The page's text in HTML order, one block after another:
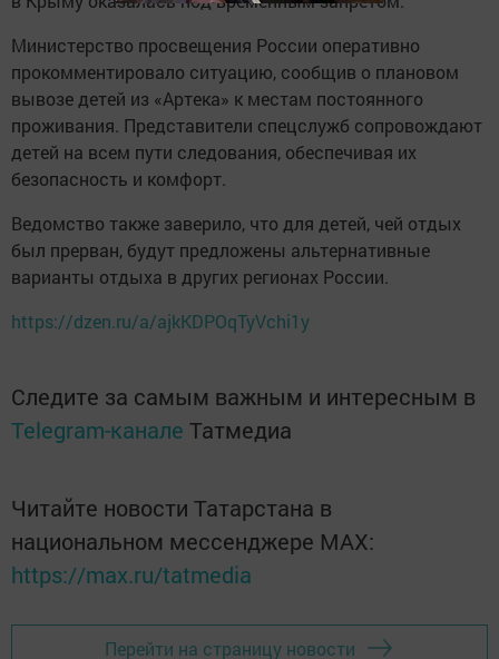
Министерство просвещения России оперативно
прокомментировало ситуацию, сообщив о плановом
вывозе детей из «Артека» к местам постоянного
проживания. Представители спецслужб сопровождают
детей на всем пути следования, обеспечивая их
безопасность и комфорт.
Ведомство также заверило, что для детей, чей отдых
был прерван, будут предложены альтернативные
варианты отдыха в других регионах России.
https://dzen.ru/a/ajkKDPOqTyVchi1y
Следите за самым важным и интересным в
Telegram-канале Татмедиа
Читайте новости Татарстана в
национальном мессенджере MАХ:
https://max.ru/tatmedia
Перейти на страницу новости